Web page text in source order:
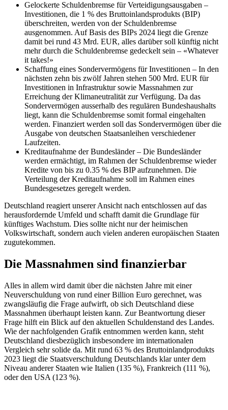
Gelockerte Schuldenbremse für Verteidigungsausgaben –
Investitionen, die 1 % des Bruttoinlandsprodukts (BIP)
überschreiten, werden von der Schuldenbremse
ausgenommen. Auf Basis des BIPs 2024 liegt die Grenze
damit bei rund 43 Mrd. EUR, alles darüber soll künftig nicht
mehr durch die Schuldenbremse gedeckelt sein – «Whatever
it takes!»
Schaffung eines Sondervermögens für Investitionen – In den
nächsten zehn bis zwölf Jahren stehen 500 Mrd. EUR für
Investitionen in Infrastruktur sowie Massnahmen zur
Erreichung der Klimaneutralität zur Verfügung. Da das
Sondervermögen ausserhalb des regulären Bundeshaushalts
liegt, kann die Schuldenbremse somit formal eingehalten
werden. Finanziert werden soll das Sondervermögen über die
Ausgabe von deutschen Staatsanleihen verschiedener
Laufzeiten.
Kreditaufnahme der Bundesländer – Die Bundesländer
werden ermächtigt, im Rahmen der Schuldenbremse wieder
Kredite von bis zu 0.35 % des BIP aufzunehmen. Die
Verteilung der Kreditaufnahme soll im Rahmen eines
Bundesgesetzes geregelt werden.
Deutschland reagiert unserer Ansicht nach entschlossen auf das
herausfordernde Umfeld und schafft damit die Grundlage für
künftiges Wachstum. Dies sollte nicht nur der heimischen
Volkswirtschaft, sondern auch vielen anderen europäischen Staaten
zugutekommen.
Die Massnahmen sind finanzierbar
Alles in allem wird damit über die nächsten Jahre mit einer
Neuverschuldung von rund einer Billion Euro gerechnet, was
zwangsläufig die Frage aufwirft, ob sich Deutschland diese
Massnahmen überhaupt leisten kann. Zur Beantwortung dieser
Frage hilft ein Blick auf den aktuellen Schuldenstand des Landes.
Wie der nachfolgenden Grafik entnommen werden kann, steht
Deutschland diesbezüglich insbesondere im internationalen
Vergleich sehr solide da. Mit rund 63 % des Bruttoinlandprodukts
2023 liegt die Staatsverschuldung Deutschlands klar unter dem
Niveau anderer Staaten wie Italien (135 %), Frankreich (111 %),
oder den USA (123 %).